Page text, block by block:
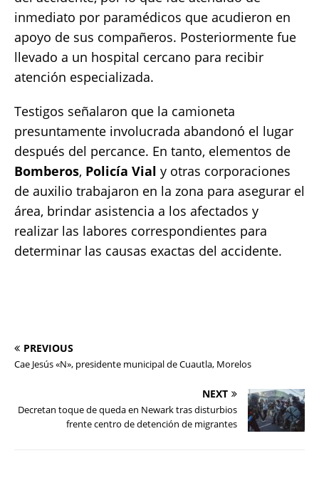
inmediato por paramédicos que acudieron en
apoyo de sus compañeros. Posteriormente fue
llevado a un hospital cercano para recibir
atención especializada.
Testigos señalaron que la camioneta
presuntamente involucrada abandonó el lugar
después del percance. En tanto, elementos de
Bomberos, Policía Vial y otras corporaciones
de auxilio trabajaron en la zona para asegurar el
área, brindar asistencia a los afectados y
realizar las labores correspondientes para
determinar las causas exactas del accidente.
PREVIOUS
Cae Jesús «N», presidente municipal de Cuautla, Morelos
NEXT
Decretan toque de queda en Newark tras disturbios
frente centro de detención de migrantes